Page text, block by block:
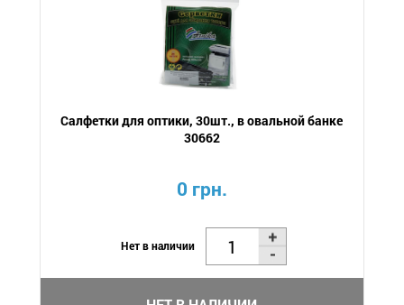
Салфетки для оптики, 30шт., в овальной банке
30662
0 грн.
Нет в наличии